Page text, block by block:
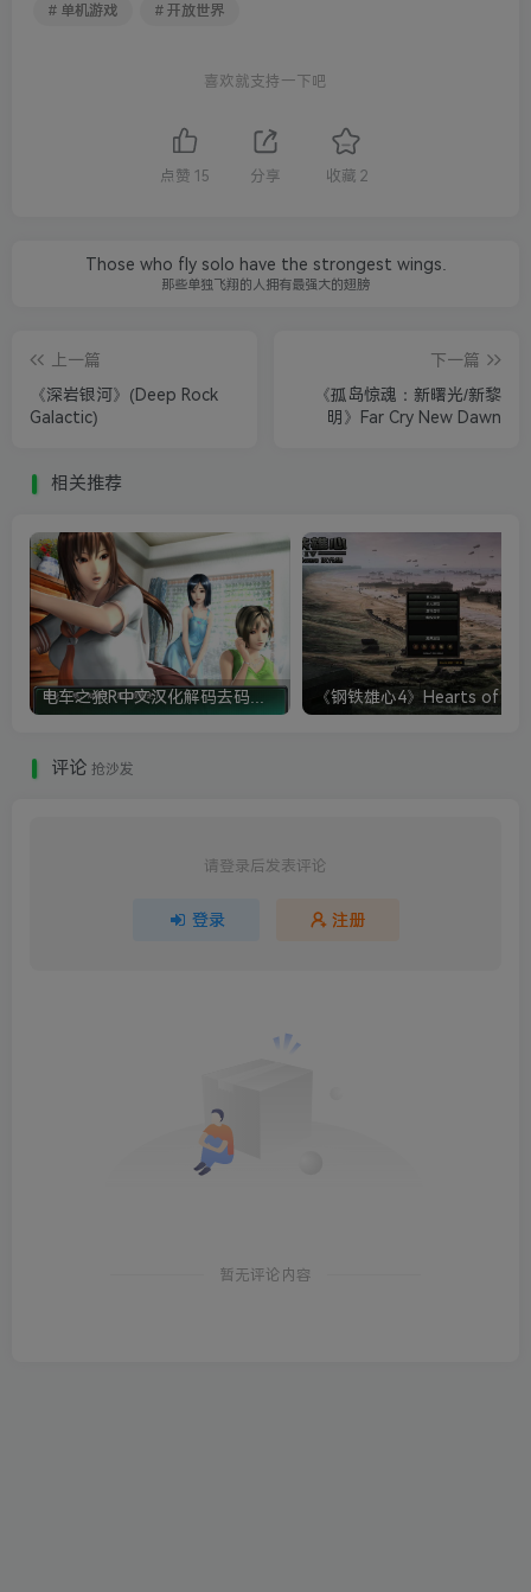
# 单机游戏 # 开放世界
喜欢就支持一下吧
点赞 15 分享 收藏 2
Those who fly solo have the strongest wings.
那些单独飞翔的人拥有最强大的翅膀
上一篇
《深岩银河》(Deep Rock
Galactic)
下一篇
《孤岛惊魂：新曙光/新黎
明》Far Cry New Dawn
相关推荐
评论 抢沙发
请登录后发表评论
登录 注册
暂无评论内容